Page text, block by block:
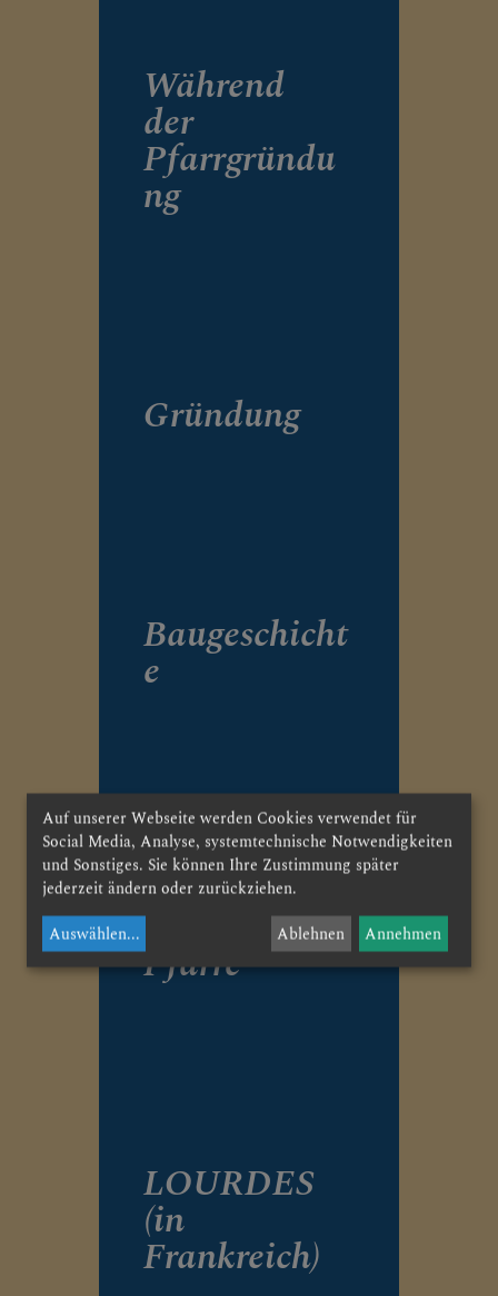
Während
der
Pfarrgründu
ng
Gründung
Baugeschicht
e
Priester
der
Pfarre
LOURDES
(in
Frankreich)
Auf unserer Webseite werden Cookies verwendet für
Social Media, Analyse, systemtechnische Notwendigkeiten
und Sonstiges. Sie können Ihre Zustimmung später
jederzeit ändern oder zurückziehen.
Auswählen... Ablehnen Annehmen